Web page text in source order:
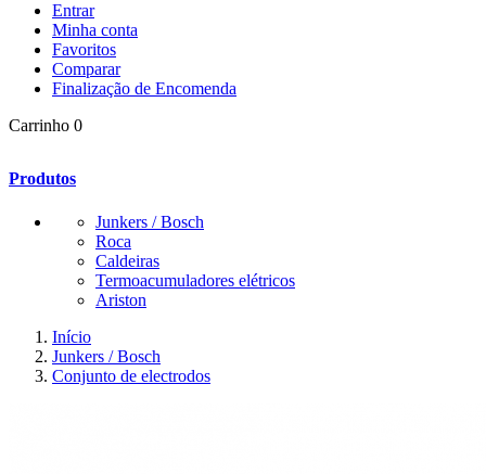
Entrar
Minha conta
Favoritos
Comparar
Finalização de Encomenda
Carrinho 0
Produtos
Junkers / Bosch
Roca
Caldeiras
Termoacumuladores elétricos
Ariston
Início
Junkers / Bosch
Conjunto de electrodos